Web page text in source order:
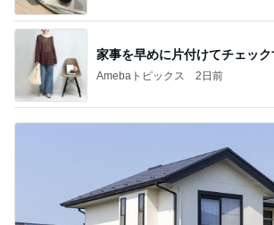
家事を早めに片付けてチェック
Amebaトピックス 2日前